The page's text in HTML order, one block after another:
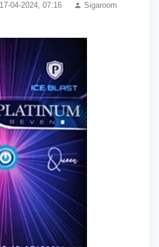
17-04-2024, 07:16
Sigaroom